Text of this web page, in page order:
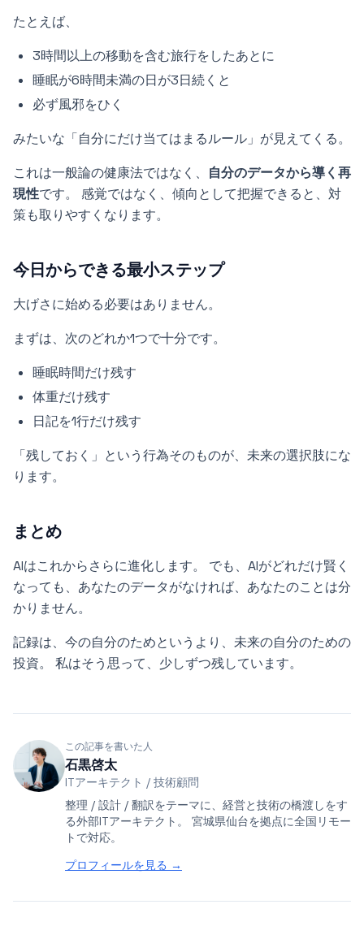
たとえば、
3時間以上の移動を含む旅行をしたあとに
睡眠が6時間未満の日が3日続くと
必ず風邪をひく
みたいな「自分にだけ当てはまるルール」が見えてくる。
これは一般論の健康法ではなく、 自分のデータから導く再
現性です。 感覚ではなく、傾向として把握できると、対
策も取りやすくなります。
今日からできる最小ステップ
大げさに始める必要はありません。
まずは、次のどれか1つで十分です。
睡眠時間だけ残す
体重だけ残す
日記を1行だけ残す
「残しておく」という行為そのものが、未来の選択肢にな
ります。
まとめ
AIはこれからさらに進化します。 でも、AIがどれだけ賢く
なっても、あなたのデータがなければ、あなたのことは分
かりません。
記録は、今の自分のためというより、未来の自分のための
投資。 私はそう思って、少しずつ残しています。
この記事を書いた人
石黒啓太
ITアーキテクト / 技術顧問
整理 / 設計 / 翻訳をテーマに、経営と技術の橋渡しをす
る外部ITアーキテクト。 宮城県仙台を拠点に全国リモー
トで対応。
プロフィールを見る →